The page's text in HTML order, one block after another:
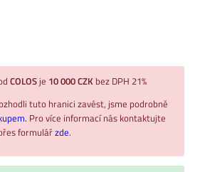
COLOS je 10 000 CZK bez DPH 21%
tuto hranici zavést, jsme podrobně
Pro více informací nás kontaktujte
formulářzde.